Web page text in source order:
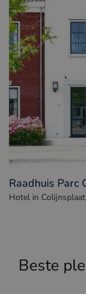
Raadhuis Parc
Hotel in
Beste